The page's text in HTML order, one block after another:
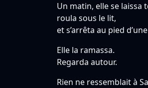
Un matin, elle se
roula sous le lit,
et s’arrêta au pied
Elle la ramassa.
Regarda autour.
Rien ne ressemblait à